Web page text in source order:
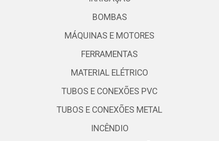
BOMBAS
MÁQUINAS E MOTORES
FERRAMENTAS
MATERIAL ELÉTRICO
TUBOS E CONEXÕES PVC
TUBOS E CONEXÕES METAL
INCÊNDIO